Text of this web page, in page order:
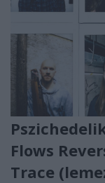
Flows
Trace